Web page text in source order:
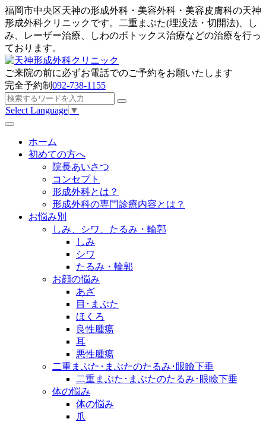
福岡市中央区天神の形成外科・美容外科・美容皮膚科の天神
形成外科クリニックです。二重まぶた(埋没法・切開法)、し
み、レーザー治療、しわのボトックス治療などの治療を行っ
ております。
ご来院の前に必ずお電話でのご予約をお願いたします
完全予約制 092-738-1155
Select Language ▼
ホーム
初めての方へ
院長あいさつ
コンセプト
形成外科とは？
形成外科の専門診療内容とは？
お悩み別
しみ、シワ、たるみ・輪郭
しみ
シワ
たるみ・輪郭
お顔の悩み
あざ
目･まぶた
ほくろ
良性腫瘍
耳
悪性腫瘍
二重まぶた･まぶたのたるみ･眼瞼下垂
二重まぶた･まぶたのたるみ･眼瞼下垂
体の悩み
体の悩み
爪